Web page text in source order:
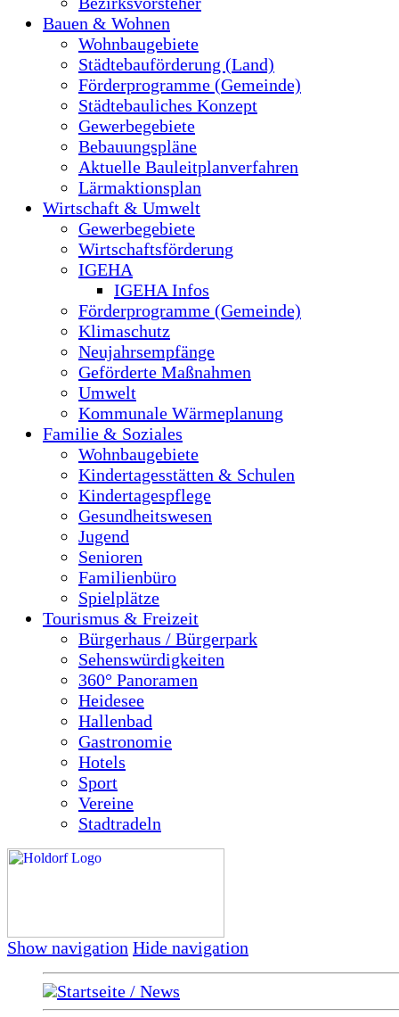
Bauen & Wohnen
Wohnbaugebiete
Städtebauförderung (Land)
Förderprogramme (Gemeinde)
Städtebauliches Konzept
Gewerbegebiete
Bebauungspläne
Aktuelle Bauleitplanverfahren
Lärmaktionsplan
Wirtschaft & Umwelt
Gewerbegebiete
Wirtschaftsförderung
IGEHA
IGEHA Infos
Förderprogramme (Gemeinde)
Klimaschutz
Neujahrsempfänge
Geförderte Maßnahmen
Umwelt
Kommunale Wärmeplanung
Familie & Soziales
Wohnbaugebiete
Kindertagesstätten & Schulen
Kindertagespflege
Gesundheitswesen
Jugend
Senioren
Familienbüro
Spielplätze
Tourismus & Freizeit
Bürgerhaus / Bürgerpark
Sehenswürdigkeiten
360° Panoramen
Heidesee
Hallenbad
Gastronomie
Hotels
Sport
Vereine
Stadtradeln
Show navigation Hide navigation
Startseite / News